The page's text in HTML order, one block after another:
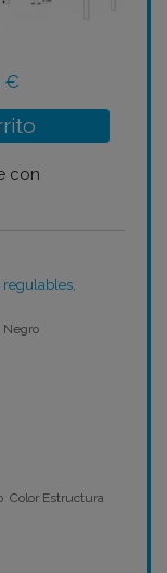
€
con
Negro
Color Estructura